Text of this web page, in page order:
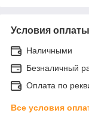
Условия оплаты
Наличными
Безналичный
Оплата по
Все условия